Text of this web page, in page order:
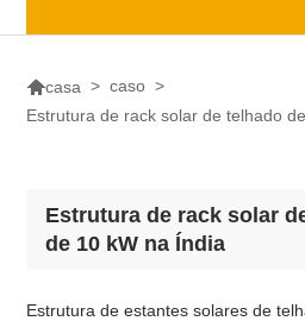
casa > caso >
Estrutura de rack solar de telhado
Estrutura de rack solar
de 10 kW na Índia
Estrutura de estantes solares de